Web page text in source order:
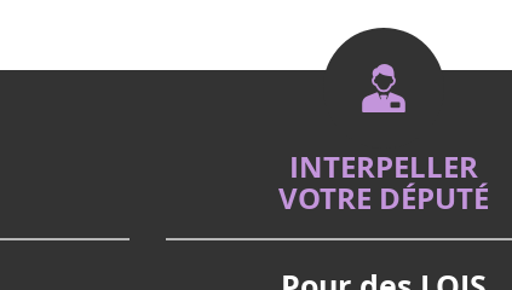
INTERPELLER
VOTRE DÉPUTÉ